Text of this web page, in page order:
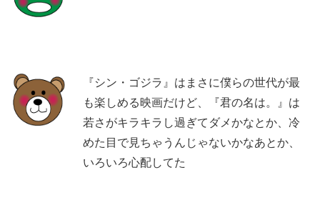
『シン・ゴジラ』はまさに僕らの世代が最
も楽しめる映画だけど、『君の名は。』は
若さがキラキラし過ぎてダメかなとか、冷
めた目で見ちゃうんじゃないかなあとか、
いろいろ心配してた